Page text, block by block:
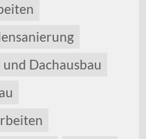
Dachausbau